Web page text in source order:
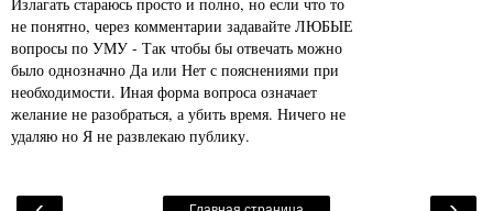
не понятно, через комментарии задавайте ЛЮБЫЕ
вопросы по УМУ - Так чтобы бы отвечать можно
было однозначно Да или Нет с пояснениями при
необходимости. Иная форма вопроса означает
желание не разобраться, а убить время. Ничего не
удаляю но Я не развлекаю публику.